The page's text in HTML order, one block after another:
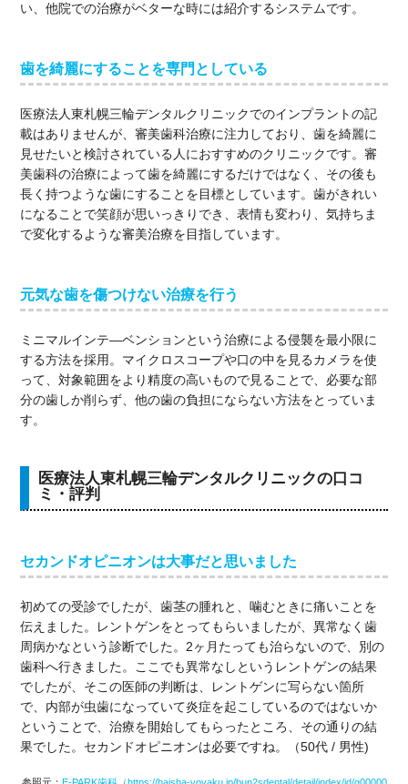
い、他院での治療がベターな時には紹介するシステムです。
歯を綺麗にすることを専門としている
医療法人東札幌三輪デンタルクリニックでのインプラントの記
載はありませんが、審美歯科治療に注力しており、歯を綺麗に
見せたいと検討されている人におすすめのクリニックです。審
美歯科の治療によって歯を綺麗にするだけではなく、その後も
長く持つような歯にすることを目標としています。歯がきれい
になることで笑顔が思いっきりでき、表情も変わり、気持ちま
で変化するような審美治療を目指しています。
元気な歯を傷つけない治療を行う
ミニマルインテ―ベンションという治療による侵襲を最小限に
する方法を採用。マイクロスコープや口の中を見るカメラを使
って、対象範囲をより精度の高いもので見ることで、必要な部
分の歯しか削らず、他の歯の負担にならない方法をとっていま
す。
医療法人東札幌三輪デンタルクリニックの口コ
ミ・評判
セカンドオピニオンは大事だと思いました
初めての受診でしたが、歯茎の腫れと、噛むときに痛いことを
伝えました。レントゲンをとってもらいましたが、異常なく歯
周病かなという診断でした。2ヶ月たっても治らないので、別の
歯科へ行きました。ここでも異常なしというレントゲンの結果
でしたが、そこの医師の判断は、レントゲンに写らない箇所
で、内部が虫歯になっていて炎症を起こしているのではないか
ということで、治療を開始してもらったところ、その通りの結
果でした。セカンドオピニオンは必要ですね。（50代 / 男性)